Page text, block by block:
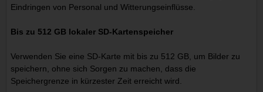
Eindringen von Personal und Witterungseinflüsse.
Bis zu 512 GB lokaler SD-Kartenspeicher
Verwenden Sie eine SD-Karte mit bis zu 512 GB, um Bilder zu
speichern, ohne sich Sorgen zu machen, dass die
Speichergrenze in kürzester Zeit erreicht wird.